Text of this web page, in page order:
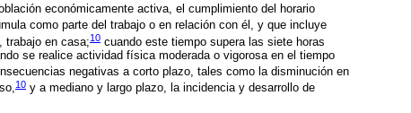
económicamente activa, el cumplimiento del horario
como parte del trabajo o en relación con él, y que incluye
trabajo en casa;10 cuando este tiempo supera las siete horas
se realice actividad física moderada o vigorosa en el tiempo
negativas a corto plazo, tales como la disminución en
10 y a mediano y largo plazo, la incidencia y desarrollo de